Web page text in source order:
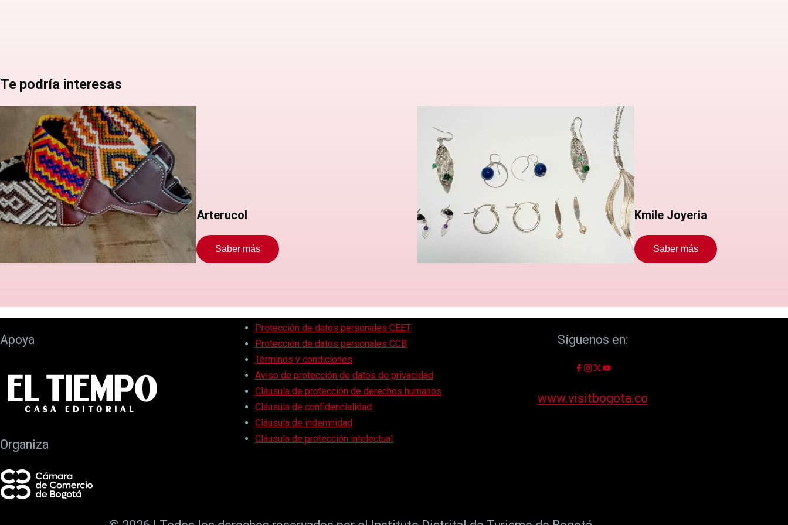
Te podría interesas
Arterucol
Saber más
Kmile Joyeria
Saber más
Apoya
Organiza
Protección de datos personales CEET
Protección de datos personales CCB
Términos y condiciones
Aviso de protección de datos de privacidad
Cláusula de protección de derechos humanos
Cláusula de confidencialidad
Cláusula de indemnidad
Cláusula de protección intelectual
Síguenos en:
www.visitbogota.co